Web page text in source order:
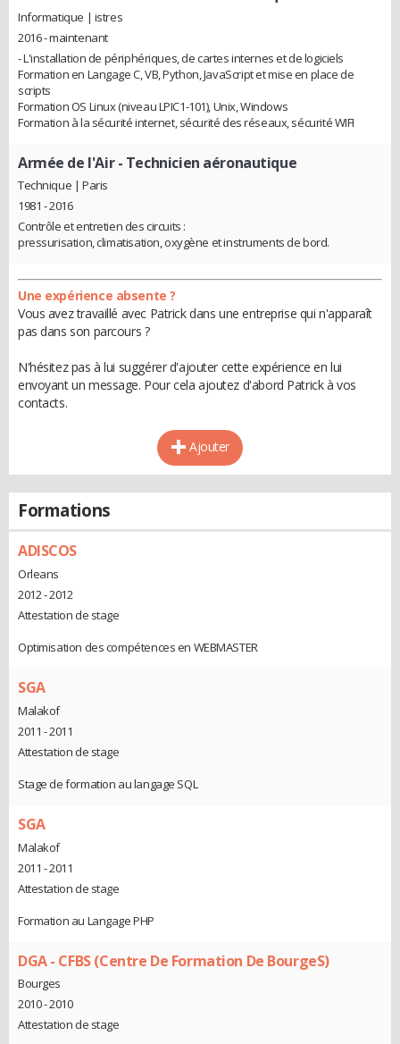
Informatique | istres
2016 - maintenant
- L'installation de périphériques, de cartes internes et de logiciels
Formation en Langage C, VB, Python, JavaScript et mise en place de
scripts
Formation OS Linux (niveau LPIC1-101), Unix, Windows
Formation à la sécurité internet, sécurité des réseaux, sécurité WIFI
Armée de l'Air- Technicien aéronautique
Technique | Paris
1981 - 2016
Contrôle et entretien des circuits :
pressurisation, climatisation, oxygène et instruments de bord.
Une expérience absente ?
Vous avez travaillé avec Patrick dans une entreprise qui n'apparaît
pas dans son parcours ?
N'hésitez pas à lui suggérer d'ajouter cette expérience en lui
envoyant un message. Pour cela ajoutez d'abord Patrick à vos
contacts.
Ajouter
Formations
ADISCOS
Orleans
2012 - 2012
Attestation de stage
Optimisation des compétences en WEBMASTER
SGA
Malakof
2011 - 2011
Attestation de stage
Stage de formation au langage SQL
SGA
Malakof
2011 - 2011
Attestation de stage
Formation au Langage PHP
DGA - CFBS (Centre De Formation De BourgeS)
Bourges
2010 - 2010
Attestation de stage